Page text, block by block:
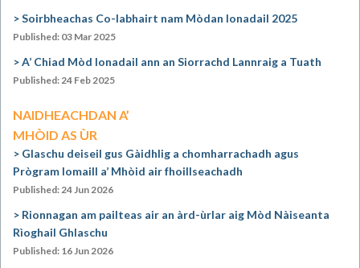
Soirbheachas Co-labhairt nam Mòdan Ionadail 2025
Published: 03 Mar 2025
A’ Chiad Mòd Ionadail ann an Siorrachd Lannraig a Tuath
Published: 24 Feb 2025
NAIDHEACHDAN A’
MHÒID AS ÙR
Glaschu deiseil gus Gàidhlig a chomharrachadh agus
Prògram Iomaill a’ Mhòid air fhoillseachadh
Published: 24 Jun 2026
Rionnagan am pailteas air an àrd-ùrlar aig Mòd Nàiseanta
Rìoghail Ghlaschu
Published: 16 Jun 2026